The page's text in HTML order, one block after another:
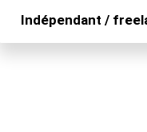
Indépendant /